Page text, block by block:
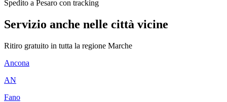
Spedito a Pesaro con tracking
Servizio anche nelle città vicine
Ritiro gratuito in tutta la regione Marche
Ancona
AN
Fano